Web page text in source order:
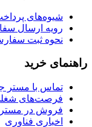
شیوه‌های
رویه ارسال
نحوه ثبت
راهنمای خرید
تماس با مستر
فرصت‌های
فروش در
اخباری فناوری